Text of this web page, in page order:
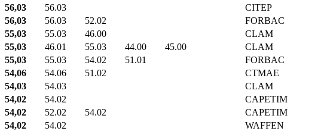
56,03 56.03
CITEP
56,03 56.03 52.02
FORBAC
55,03 55.03 46.00
CLAM
55,03 46.01 55.03 44.00 45.00
CLAM
55,03 55.03 54.02 51.01
FORBAC
54,06 54.06 51.02
CTMAE
54,03 54.03
CLAM
54,02 54.02
CAPETIM
54,02 52.02 54.02
CAPETIM
54,02 54.02
WAFFEN